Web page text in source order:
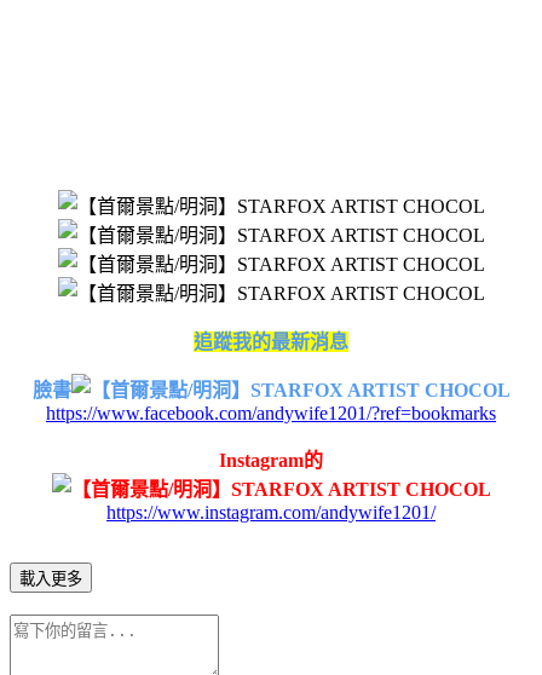
追蹤我的最新消息
臉書
https://www.facebook.com/andywife1201/?ref=bookmarks
Instagram的
https://www.instagram.com/andywife1201/
載入更多